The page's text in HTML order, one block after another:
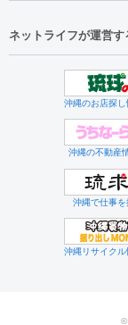
ネットライフが運営す
沖縄のお店探し
沖縄の不動産
沖縄で仕事を
沖縄リサイクル
©